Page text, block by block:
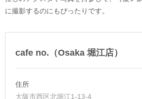
に撮影するのにもぴったりです。
cafe no.（Osaka 堀江店）
住所
大阪市西区北堀江1-13-4